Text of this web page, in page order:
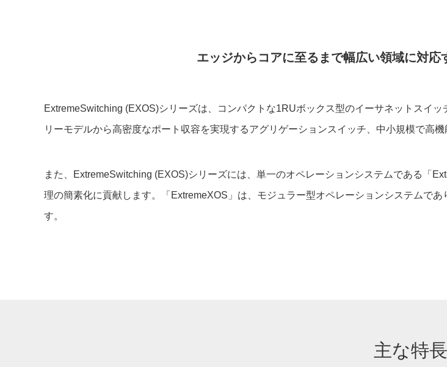
エッジからコアに至るまで幅広い領域に対
ExtremeSwitching (EXOS)シリーズは、コンパクトな1RUボックス型のイーサネットスイ
リーモデルから高密度なポート収容を実現するアグリゲーションスイッチ、中小規模で高
また、ExtremeSwitching (EXOS)シリーズには、単一のオペレーションシステムである「
理の簡素化に貢献します。「ExtremeXOS」は、モジュラー型オペレーションシステムで
す。
主な特長